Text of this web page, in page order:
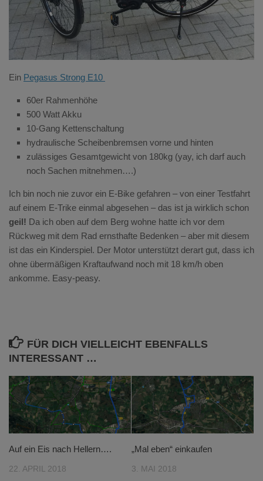
Ein Pegasus Strong E10
60er Rahmenhöhe
500 Watt Akku
10-Gang Kettenschaltung
hydraulische Scheibenbremsen vorne und hinten
zulässiges Gesamtgewicht von 180kg (yay, ich darf auch
noch Sachen mitnehmen….)
Ich bin noch nie zuvor ein E-Bike gefahren – von einer Testfahrt
auf einem E-Trike einmal abgesehen – das ist ja wirklich schon
geil! Da ich oben auf dem Berg wohne hatte ich vor dem
Rückweg mit dem Rad ernsthafte Bedenken – aber mit diesem
ist das ein Kinderspiel. Der Motor unterstützt derart gut, dass ich
ohne übermäßigen Kraftaufwand noch mit 18 km/h oben
ankomme. Easy-peasy.
FÜR DICH VIELLEICHT EBENFALLS
INTERESSANT …
Auf ein Eis nach Hellern….
22. APRIL 2018
„Mal eben“ einkaufen
3. MAI 2018